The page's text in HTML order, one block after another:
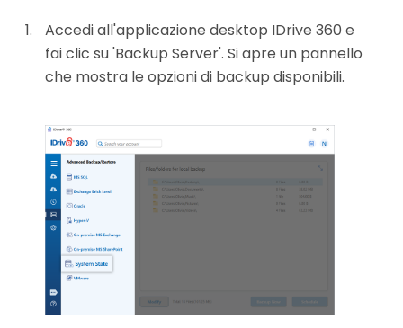
Accedi all'applicazione desktop IDrive 360 e
fai clic su 'Backup Server'. Si apre un pannello
che mostra le opzioni di backup disponibili.